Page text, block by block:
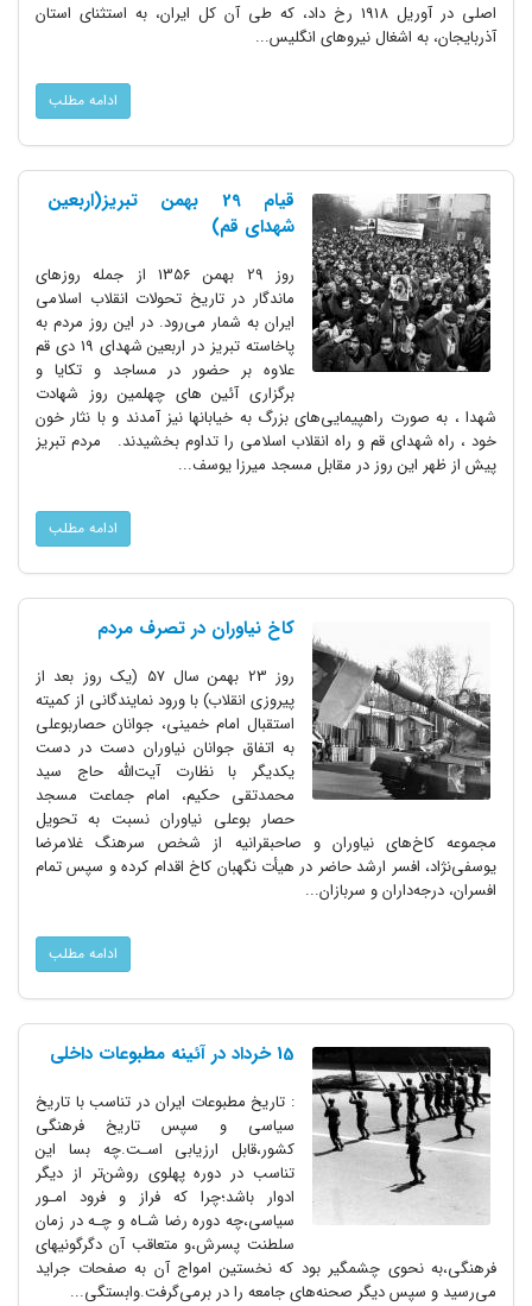
اصلی در آوریل 1918 رخ داد، که طی آن کل ایران، به استثنای استان
آذربایجان، به اشغال نیروهای انگلیس...
ادامه مطلب
قیام 29 بهمن تبریز(اربعین
شهدای قم)
روز 29 بهمن 1356 از جمله روزهای
ماندگار در تاریخ تحولات انقلاب اسلامی
ایران به شمار می‌رود. در این روز مردم به
پاخاسته تبریز در اربعین شهدای 19 دی قم
علاوه بر حضور در مساجد و تکایا و
برگزاری آئین های چهلمین روز شهادت
شهدا ، به صورت راهپیمایی‌های بزرگ به خیابانها نیز آمدند و با نثار خون
خود ، راه شهدای قم و راه انقلاب اسلامی را تداوم بخشیدند. مردم تبریز
پیش از ظهر این روز در مقابل مسجد میرزا یوسف...
ادامه مطلب
کاخ نیاوران در تصرف مردم
روز 23 بهمن سال 57 (یک روز بعد از
پیروزی انقلاب) با ورود نمایندگانی از کمیته
استقبال امام خمینی، جوانان حصاربوعلی
به اتفاق جوانان نیاوران دست در دست
یکدیگر با نظارت آیت‌الله حاج سید
محمدتقی حکیم، امام جماعت مسجد
حصار بوعلی نیاوران نسبت به تحویل
مجموعه کاخ‌های نیاوران و صاحبقرانیه از شخص سرهنگ غلامرضا
یوسفی‌نژاد، افسر ارشد حاضر در هیأت نگهبان کاخ اقدام کرده و سپس تمام
افسران، درجه‌داران و سربازان...
ادامه مطلب
: تاریخ مطبوعات ایران در تناسب با تاریخ
سیاسی و سپس تاریخ‌ فرهنگی
کشور،قابل ارزیابی‌ اسـت.چه بسا این
تناسب در دوره پهلوی روشن‌تر‌ از دیگر
ادوار باشد‌؛چرا‌ که فراز و فرود امـور
سیاسی،چه دوره رضا شـاه و چـه در زمان
سلطنت پسرش،و متعاقب آن دگرگونیهای‌
فرهنگی،به نحوی چشمگیر بود که نخستین امواج آن به صفحات جراید
می‌رسید و سپس‌ دیگر صحنه‌های جامعه را در برمی‌گرفت.وابستگی...